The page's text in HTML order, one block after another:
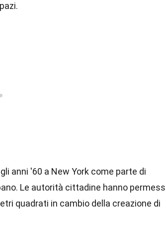
anni '60 a New York come parte di
Le autorità cittadine hanno
quadrati in cambio della creazione di